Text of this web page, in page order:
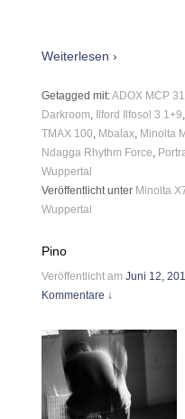
Weiterlesen ›
Getagged mit:ADOX MCP
Darkroom Ilford Ilfosol 3 1+9
TMAX 100 Mbalax Minolta
Ndagga Rhythm Force
Wuppertal
Veröffentlicht unter Minolta
Wuppertal
Pino
Veröffentlicht am Juni 12,
Kommentare ↓